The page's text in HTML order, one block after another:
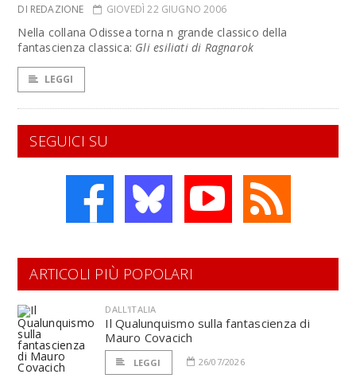
DI REDAZIONE GIOVEDÌ 22 GIUGNO 2006
Nella collana Odissea torna n grande classico della
fantascienza classica: Gli esiliati di Ragnarok
LEGGI
SEGUICI SU
ARTICOLI PIÙ POPOLARI
DALL'ITALIA
Il Qualunquismo sulla fantascienza di
Mauro Covacich
LEGGI 26/07/2026